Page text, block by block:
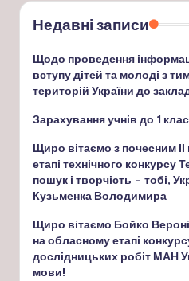
Недавні записи
Щодо проведення
вступу дітей та молоді з
територій України до
Зарахування учнів до 1
Щиро вітаємо з почесним
етапі технічного
пошук і творчість – тобі,
Кузьменка Володимира
Щиро вітаємо Бойко
на обласному етапі
дослідницьких робіт МАН
мови!